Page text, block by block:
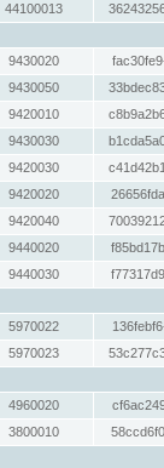
44100013
9430020
9430050
9420010
9430030
9420030
9420020
9420040
9440020
9440030
5970022
5970023
4960020
3800010